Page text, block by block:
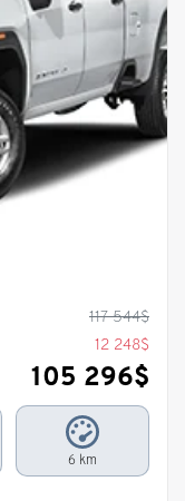
117 544$
12 248$
105 296$
6 km